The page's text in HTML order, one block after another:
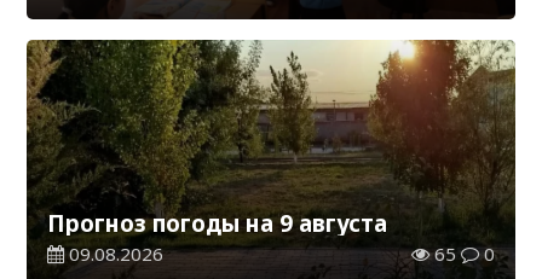
Прогноз погоды на 9 августа
09.08.2026 65 0